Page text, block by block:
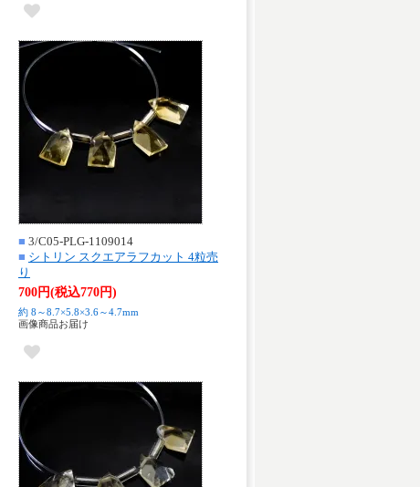
■ 3/C05-PLG-1109014
■ シトリン スクエアラフカット 4粒売
り
700円(税込770円)
約 8～8.7×5.8×3.6～4.7mm
画像商品お届け